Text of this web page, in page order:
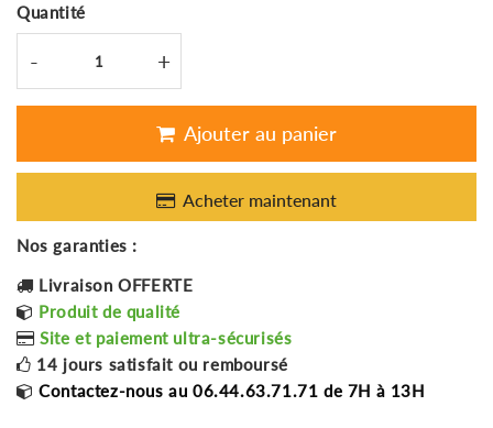
price
Quantité
- +
Ajouter au panier
Acheter maintenant
Nos garanties :
Livraison OFFERTE
Produit de qualité
Site et paiement ultra-sécurisés
14 jours satisfait ou remboursé
Contactez-nous au 06.44.63.71.71 de 7H à 13H